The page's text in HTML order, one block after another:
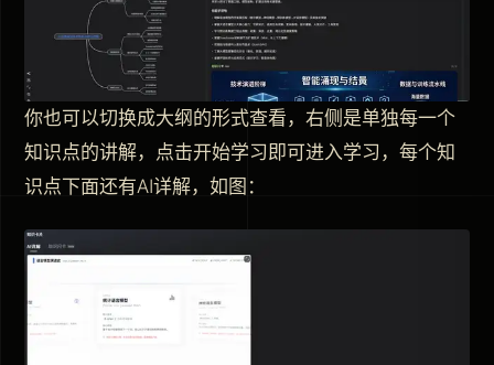
你也可以切换成大纲的形式查看，右侧是单独每一个
知识点的讲解，点击开始学习即可进入学习，每个知
识点下面还有AI详解，如图：